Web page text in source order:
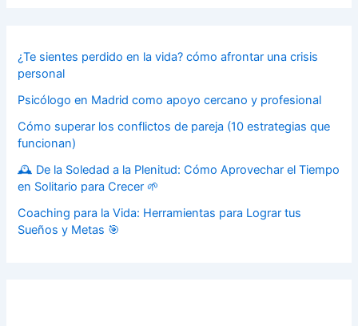
¿Te sientes perdido en la vida? cómo afrontar una crisis
personal
Psicólogo en Madrid como apoyo cercano y profesional
Cómo superar los conflictos de pareja (10 estrategias que
funcionan)
🕰️ De la Soledad a la Plenitud: Cómo Aprovechar el Tiempo
en Solitario para Crecer 🌱
Coaching para la Vida: Herramientas para Lograr tus
Sueños y Metas 🎯